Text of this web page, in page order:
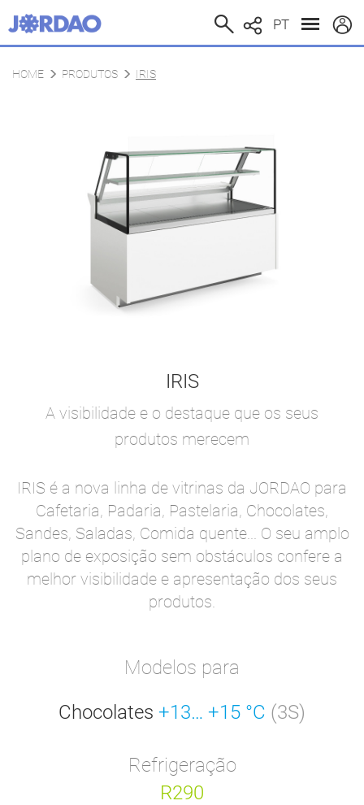
PT
HOME PRODUTOS IRIS
IRIS
A visibilidade e o destaque que os seus
produtos merecem
IRIS é a nova linha de vitrinas da JORDAO para
Cafetaria, Padaria, Pastelaria, Chocolates,
Sandes, Saladas, Comida quente... O seu amplo
plano de exposição sem obstáculos confere a
melhor visibilidade e apresentação dos seus
produtos.
Modelos para
Chocolates +13… +15 °C (3S)
Refrigeração
R290